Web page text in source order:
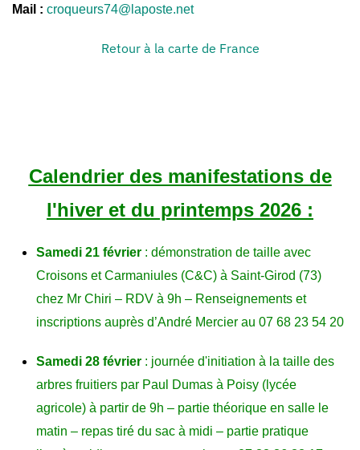
Mail : croqueurs74@laposte.net
Retour à la carte de France
Calendrier des manifestations de
l'hiver et du printemps 2026 :
Samedi 21 février : démonstration de taille avec
Croisons et Carmaniules (C&C) à Saint-Girod (73)
chez Mr Chiri – RDV à 9h – Renseignements et
inscriptions auprès d’André Mercier au 07 68 23 54 20
Samedi 28 février : journée d'initiation à la taille des
arbres fruitiers par Paul Dumas à Poisy (lycée
agricole) à partir de 9h – partie théorique en salle le
matin – repas tiré du sac à midi – partie pratique